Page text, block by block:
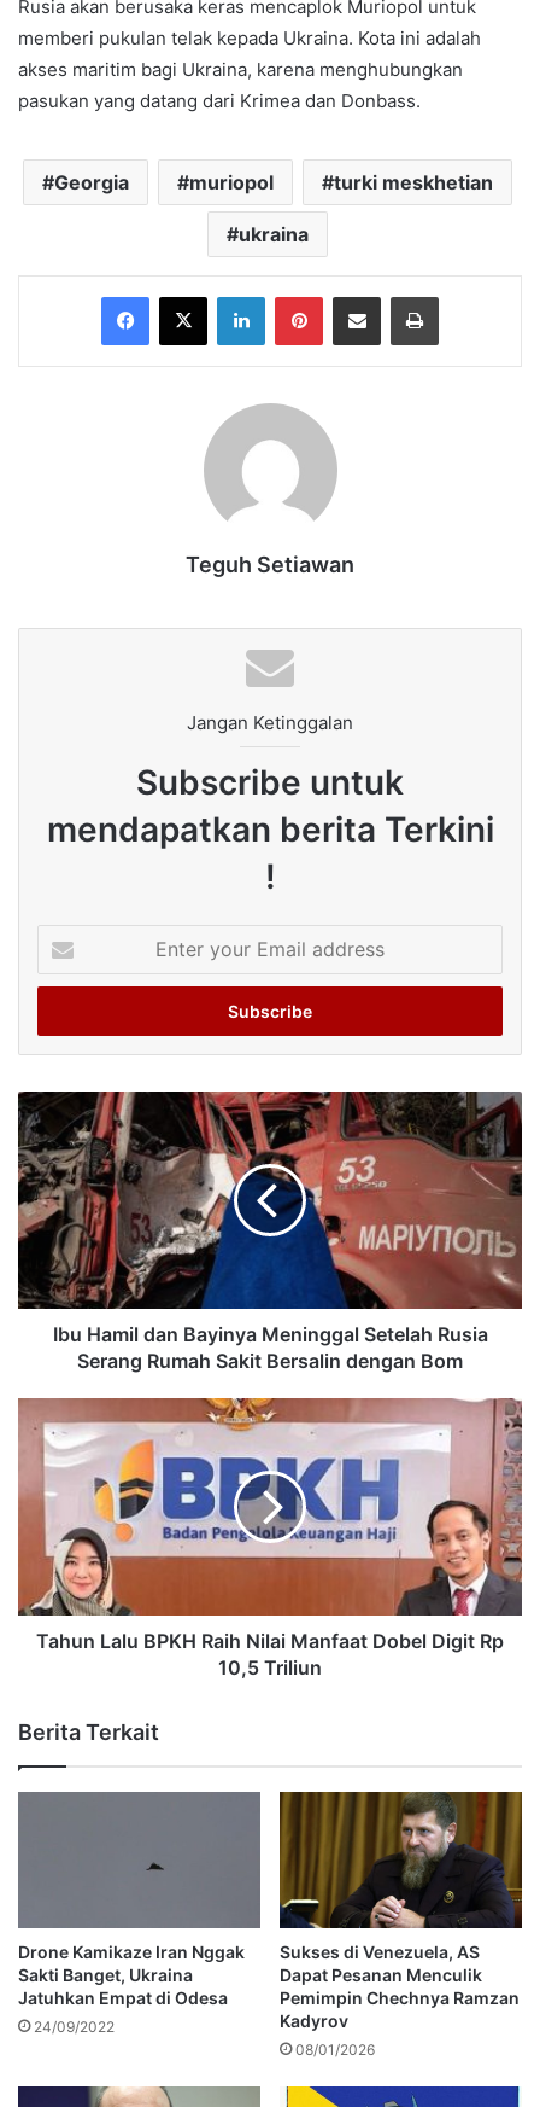
Rusia akan berusaka keras mencaplok Muriopol untuk
memberi pukulan telak kepada Ukraina. Kota ini adalah
akses maritim bagi Ukraina, karena menghubungkan
pasukan yang datang dari Krimea dan Donbass.
Georgia muriopol turki meskhetian
ukraina
Facebook
X LinkedInPinterestShare via Email Print
Teguh Setiawan
Jangan Ketinggalan
Subscribe untuk
mendapatkan berita Terkini
!
your
Email
Ibu Hamil dan Bayinya Meninggal Setelah Rusia
Serang Rumah Sakit Bersalin dengan Bom
Tahun Lalu BPKH Raih Nilai Manfaat Dobel Digit Rp
10,5 Triliun
Berita Terkait
Drone Kamikaze Iran Nggak
Sakti Banget, Ukraina
Jatuhkan Empat di Odesa
24/09/2022
Sukses di Venezuela, AS
Dapat Pesanan Menculik
Pemimpin Chechnya Ramzan
Kadyrov
08/01/2026